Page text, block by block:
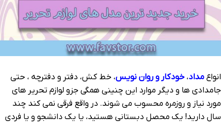
انواعمداد، خودکار و روان نویس، خط کش، دفتر و دفترچه ، حتی
جامدادی ها و دیگر موارد این چنینی همگی جزو لوازم تحریر های
مورد نیاز و روزمره محسوب می شوند. در واقع فرقی نمی کند چند
سال دارید! یک محصل دبستانی هستید، یا یک دانشجو و یا فردی